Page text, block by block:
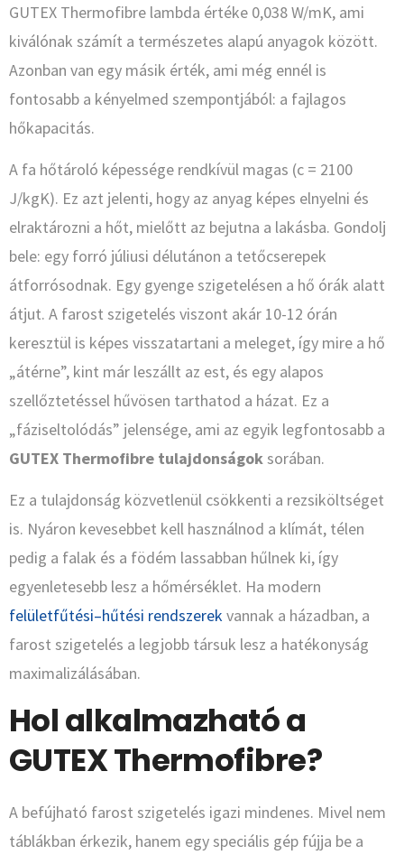
GUTEX Thermofibre lambda értéke 0,038 W/mK, ami
kiválónak számít a természetes alapú anyagok között.
Azonban van egy másik érték, ami még ennél is
fontosabb a kényelmed szempontjából: a fajlagos
hőkapacitás.
A fa hőtároló képessége rendkívül magas (c = 2100
J/kgK). Ez azt jelenti, hogy az anyag képes elnyelni és
elraktározni a hőt, mielőtt az bejutna a lakásba. Gondolj
bele: egy forró júliusi délutánon a tetőcserepek
átforrósodnak. Egy gyenge szigetelésen a hő órák alatt
átjut. A farost szigetelés viszont akár 10-12 órán
keresztül is képes visszatartani a meleget, így mire a hő
„átérne”, kint már leszállt az est, és egy alapos
szellőztetéssel hűvösen tarthatod a házat. Ez a
„fáziseltolódás” jelensége, ami az egyik legfontosabb a
GUTEX Thermofibre tulajdonságoksorában.
Ez a tulajdonság közvetlenül csökkenti a rezsiköltséget
is. Nyáron kevesebbet kell használnod a klímát, télen
pedig a falak és a födém lassabban hűlnek ki, így
egyenletesebb lesz a hőmérséklet. Ha modern
felületfűtési–hűtési rendszerek vannak a házadban, a
farost szigetelés a legjobb társuk lesz a hatékonyság
maximalizálásában.
Hol alkalmazható a
GUTEX Thermofibre?
A befújható farost szigetelés igazi mindenes. Mivel nem
táblákban érkezik, hanem egy speciális gép fújja be a